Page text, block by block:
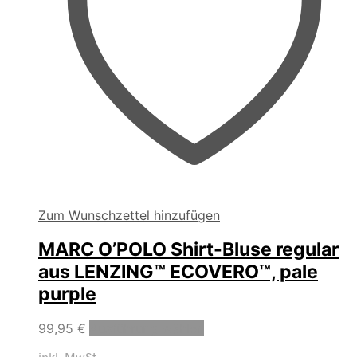
Zum Wunschzettel hinzufügen
MARC O’POLO Shirt-Bluse regular
aus LENZING™ ECOVERO™, pale
purple
99,95 €